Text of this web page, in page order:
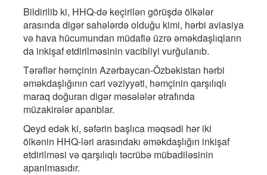
​Bildirilib ki, HHQ-də keçirilən görüşdə ölkələr
arasında digər sahələrdə olduğu kimi, hərbi aviasiya
və hava hücumundan müdafiə üzrə əməkdaşlıqların
da inkişaf etdirilməsinin vacibliyi vurğulanıb.
Tərəflər həmçinin Azərbaycan-Özbəkistan hərbi
əməkdaşlığının cari vəziyyəti, həmçinin qarşılıqlı
maraq doğuran digər məsələlər ətrafında
müzakirələr aparıblar.
​Qeyd edək ki, səfərin başlıca məqsədi hər iki
ölkənin HHQ-ləri arasındakı əməkdaşlığın inkişaf
etdirilməsi və qarşılıqlı təcrübə mübadiləsinin
aparılmasıdır.